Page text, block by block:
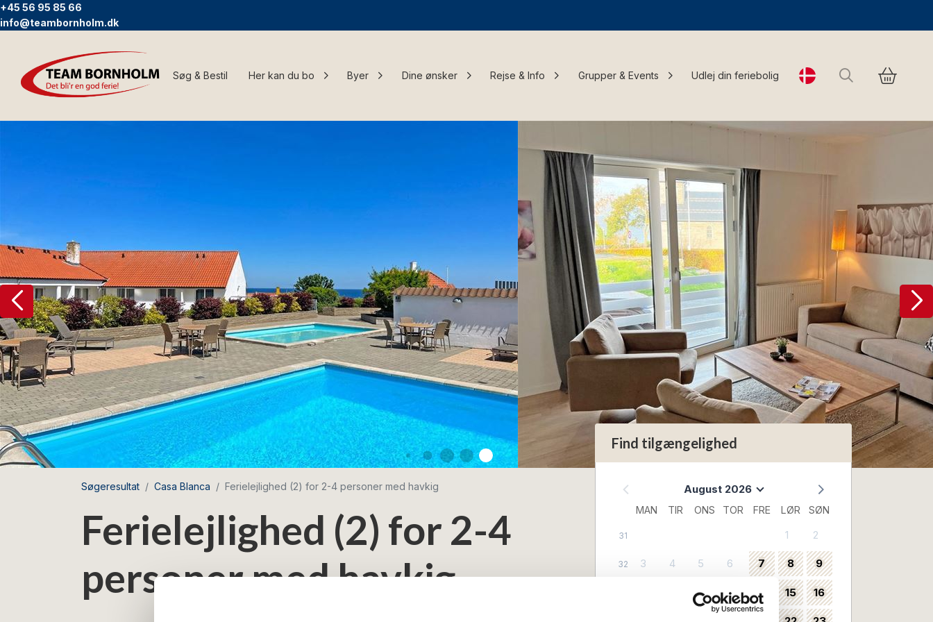
+45 56 95 85 66
info@teambornholm.dk
Søg & Bestil Her kan du bo Byer Dine ønsker Rejse & Info Grupper & Events Udlej din feriebolig Change language
Søg
Søgeresultat Casa Blanca Ferielejlighed (2) for 2-4 personer med havkig
Ferielejlighed (2) for 2-4
personer med havkig
Find tilgængelighed
August 2026
MAN TIR ONS TOR FRE LØR SØN
31 1 2
32 3 4 5 6 7 8 9
12 13 14 15 16